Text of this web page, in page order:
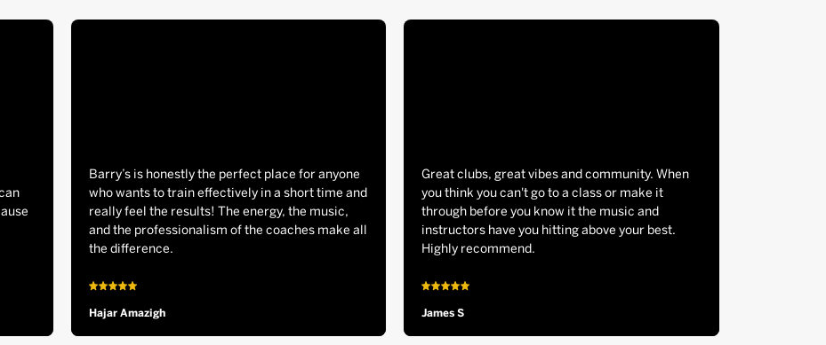
Barry’s is honestly the perfect place for anyone
who wants to train effectively in a short time and
really feel the results! The energy, the music,
and the professionalism of the coaches make all
the difference.
Hajar Amazigh
Great clubs, great vibes and community. When
you think you can't go to a class or make it
through before you know it the music and
instructors have you hitting above your best.
Highly recommend.
James S